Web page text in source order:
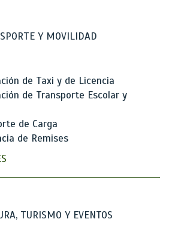
Y MOVILIDAD
de Taxi y de Licencia
de Transporte Escolar y
de Carga
de Remises
TURISMO Y EVENTOS